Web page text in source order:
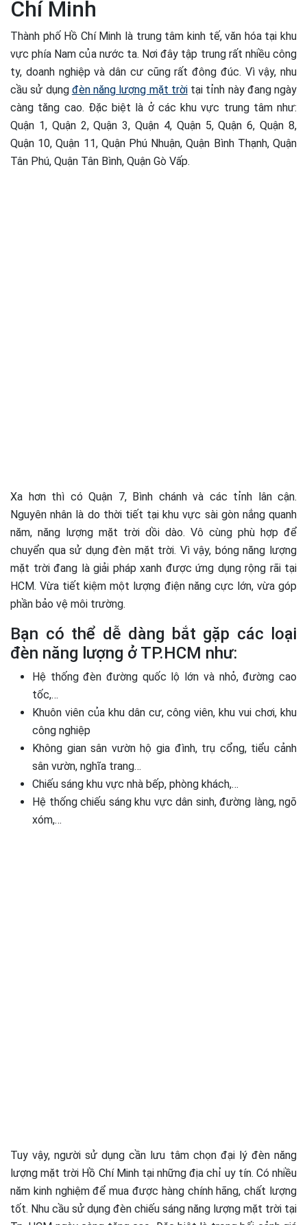
Chí Minh
Thành phố Hồ Chí Minh là trung tâm kinh tế, văn hóa tại khu
vực phía Nam của nước ta. Nơi đây tập trung rất nhiều công
ty, doanh nghiệp và dân cư cũng rất đông đúc. Vì vậy, nhu
cầu sử dụng đèn năng lượng mặt trờitại tỉnh này đang ngày
càng tăng cao. Đặc biệt là ở các khu vực trung tâm như:
Quận 1, Quận 2, Quận 3, Quận 4, Quận 5, Quận 6, Quận 8,
Quận 10, Quận 11, Quận Phú Nhuận, Quận Bình Thạnh, Quận
Tân Phú, Quận Tân Bình, Quận Gò Vấp.
Xa hơn thì có Quận 7, Bình chánh và các tỉnh lân cận.
Nguyên nhân là do thời tiết tại khu vực sài gòn nắng quanh
năm, năng lượng mặt trời dồi dào. Vô cùng phù hợp để
chuyển qua sử dụng đèn mặt trời. Vì vậy, bóng năng lượng
mặt trời đang là giải pháp xanh được ứng dụng rộng rãi tại
HCM. Vừa tiết kiệm một lượng điện năng cực lớn, vừa góp
phần bảo vệ môi trường.
Bạn có thể dễ dàng bắt gặp các loại
đèn năng lượng ở TP.HCM như:
Hệ thống đèn đường quốc lộ lớn và nhỏ, đường cao
tốc,…
Khuôn viên của khu dân cư, công viên, khu vui chơi, khu
công nghiệp
Không gian sân vườn hộ gia đình, trụ cổng, tiểu cảnh
sân vườn, nghĩa trang…
Chiếu sáng khu vực nhà bếp, phòng khách,…
Hệ thống chiếu sáng khu vực dân sinh, đường làng, ngõ
xóm,…
Tuy vậy, người sử dụng cần lưu tâm chọn đại lý đèn năng
lượng mặt trời Hồ Chí Minh tại những địa chỉ uy tín. Có nhiều
năm kinh nghiệm để mua được hàng chính hãng, chất lượng
tốt. Nhu cầu sử dụng đèn chiếu sáng năng lượng mặt trời tại